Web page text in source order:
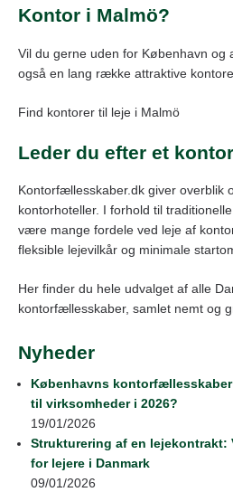
Kontor i Malmö?
Vil du gerne uden for København og
også en lang række attraktive
Find kontorer til leje i Malmö
Leder du efter et
Kontorfællesskaber.dk giver overblik
kontorhoteller. I forhold til
være mange fordele ved leje af
fleksible lejevilkår og minimale
Her finder du hele udvalget af alle
kontorfællesskaber, samlet nemt og
Nyheder
Københavns
til virksomheder i 2026?
19/01/2026
Strukturering af en
for lejere i Danmark
09/01/2026